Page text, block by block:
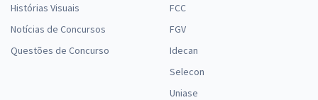
Histórias Visuais
Notícias de Concursos
Questões de Concurso
FCC
FGV
Idecan
Selecon
Uniase